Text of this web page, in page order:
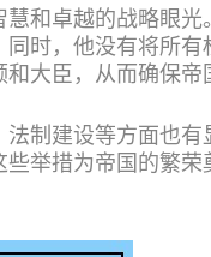
和卓越的战略眼
时，他没有将所
大臣，从而确保帝
制建设等方面也
举措为帝国的繁